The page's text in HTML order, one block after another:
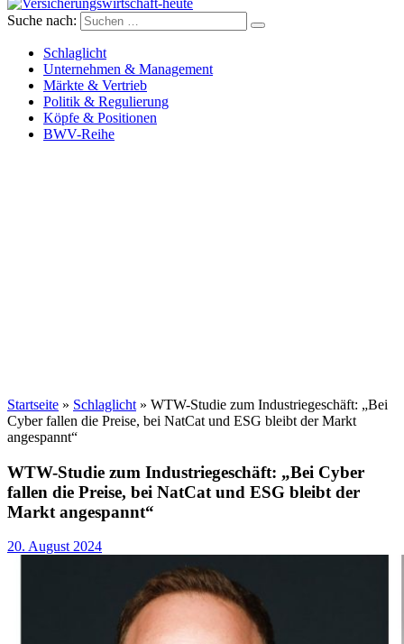
Versicherungswirtschaft-heute
Suche nach:
Schlaglicht
Unternehmen & Management
Märkte & Vertrieb
Politik & Regulierung
Köpfe & Positionen
BWV-Reihe
Startseite » Schlaglicht » WTW-Studie zum Industriegeschäft: „Bei
Cyber fallen die Preise, bei NatCat und ESG bleibt der Markt
angespannt“
WTW-Studie zum Industriegeschäft: „Bei Cyber
fallen die Preise, bei NatCat und ESG bleibt der
Markt angespannt“
20. August 2024